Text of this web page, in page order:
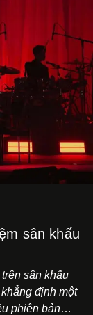
sân khấu
sân khấu
định một
phiên bản